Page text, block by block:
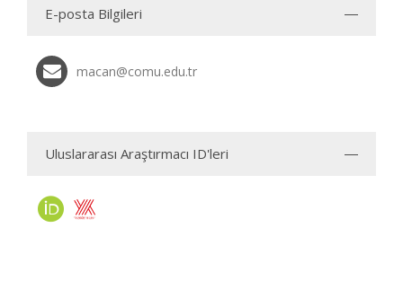
E-posta Bilgileri
macan@comu.edu.tr
Uluslararası Araştırmacı ID'leri